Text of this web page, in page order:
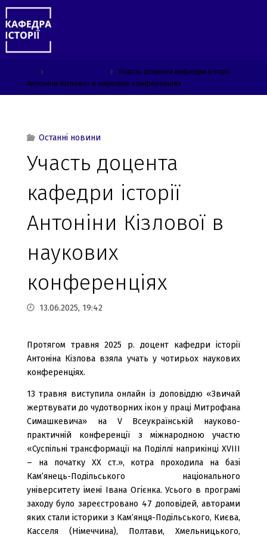
Skip
to
content
Home
Участь доцента кафедри історії
Антоніни Кізлової в наукових конференціях
Останні новини
Участь доцента
кафедри історії
Антоніни Кізлової в
наукових
конференціях
13.06.2025, 19:42
Протягом травня 2025 р. доцент кафедри історії
Антоніна Кізлова взяла учать у чотирьох наукових
конференціях.
13 травня виступила онлайн із доповіддю «Звичай
жертвувати до чудотворних ікон у праці Митрофана
Симашкевича» на V Всеукраїнській науково-
практичній конференції з міжнародною участю
«Суспільні трансформації на Поділлі наприкінці ХVІІІ
– на початку ХХ ст.», котра проходила на базі
Кам’янець-Подільського національного
університету імені Івана Огієнка. Усього в програмі
заходу було зареєстровано 47 доповідей, авторами
яких стали історики з Кам’янця-Подільського, Києва,
Касселя (Німеччина), Полтави, Хмельницького,